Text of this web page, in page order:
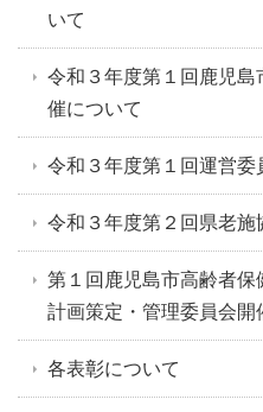
いて
令和３年度第１回鹿児
催について
令和３年度第１回運営委
令和３年度第２回県老施
第１回鹿児島市高齢者
計画策定・管理委員会開
各表彰について